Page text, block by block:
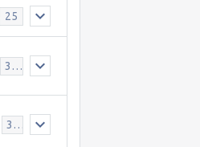
25
30
31